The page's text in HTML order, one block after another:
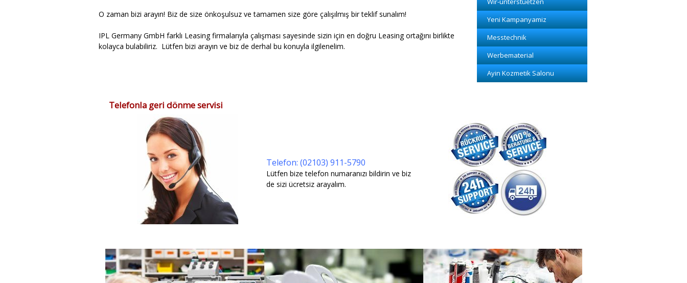
O zaman bizi arayın! Biz de size önkoşulsuz ve tamamen size göre çalışılmış bir teklif sunalım!
IPL Germany GmbH farklı Leasing firmalarıyla çalışması sayesinde sizin için en doğru Leasing ortağını birlikte
kolayca bulabiliriz. Lütfen bizi arayın ve biz de derhal bu konuyla ilgilenelim.
Yeni Kampanyamiz
Messtechnik
Werbematerial
Ayin Kozmetik Salonu
Telefonla geri dönme servisi
Telefon: (02103) 911-5790
Lütfen bize telefon numaranızı bildirin ve biz
de sizi ücretsiz arayalım.